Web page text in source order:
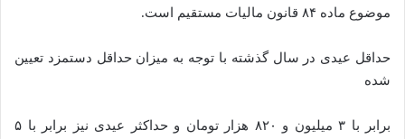
موضوع ماده ۸۴ قانون مالیات مستقیم است.
حداقل عیدی در سال گذشته با توجه به میزان حداقل دستمزد تعیین
شده
برابر با ۳ میلیون و ۸۲۰ هزار تومان و حداکثر عیدی نیز برابر با ۵